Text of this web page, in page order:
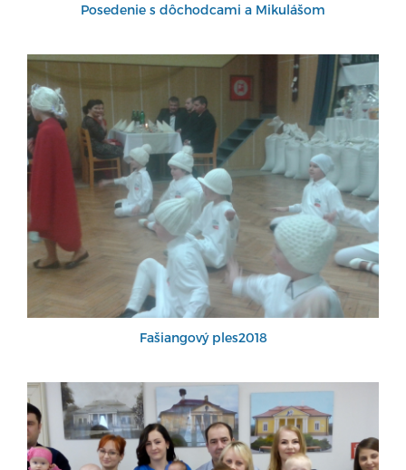
Posedenie s dôchodcami a Mikulášom
Fašiangový ples2018